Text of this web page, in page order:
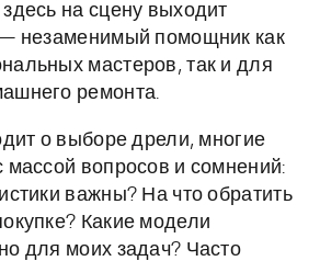
на сцену выходит
незаменимый помощник как
мастеров, так и для
ремонта.
о выборе дрели, многие
массой вопросов и сомнений:
важны? На что обратить
Какие модели
для моих задач? Часто